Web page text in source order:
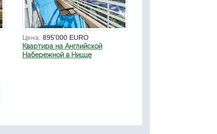
Цена: 895'000 EURO
Квартира на Английской
Набережной в Ницце